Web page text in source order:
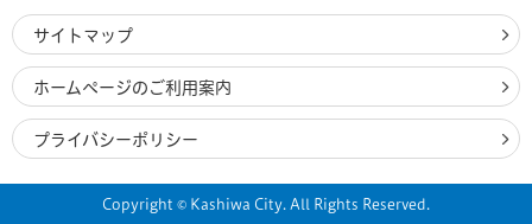
サイトマップ
ホームページのご利用案内
プライバシーポリシー
Copyright © Kashiwa City. All Rights Reserved.